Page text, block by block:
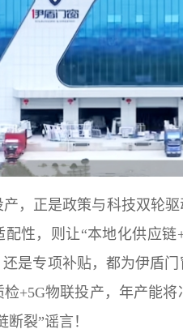
产，正是政策与科技双轮
性，则让“本地化供应
是专项补贴，都为伊盾
+5G物联投产，年产能
裂”谣言！